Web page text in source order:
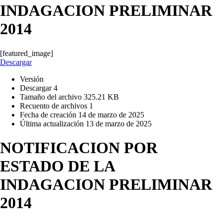
INDAGACION PRELIMINAR
2014
[featured_image]
Descargar
Versión
Descargar4
Tamaño del archivo 325.21 KB
Recuento de archivos 1
Fecha de creación 14 de marzo de 2025
Última actualización 13 de marzo de 2025
NOTIFICACION POR
ESTADO DE LA
INDAGACION PRELIMINAR
2014